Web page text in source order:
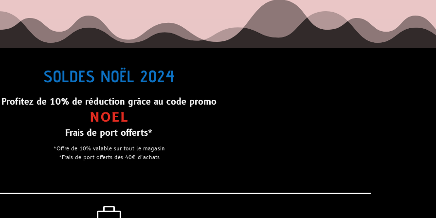
SOLDES NOËL 2024
Profitez de 10% de réduction grâce au code promo
NOEL
Frais de port offerts*
*Offre de 10% valable sur tout le magasin
*Frais de port offerts dès 40€ d’achats